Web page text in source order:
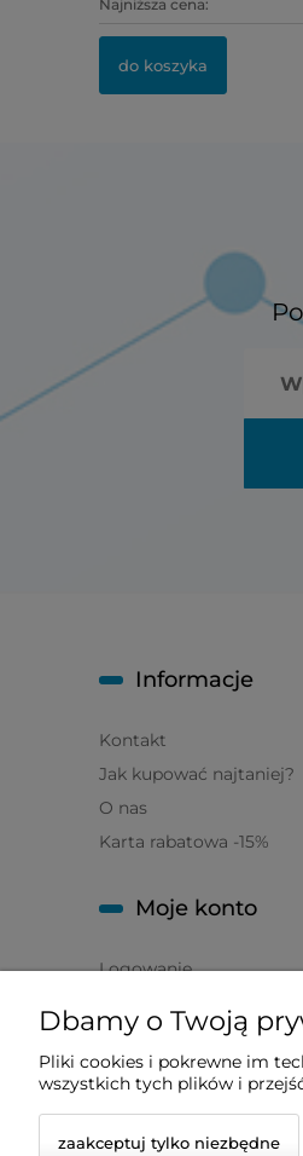
Najniższa cena:
do koszyka
Informacje
Kontakt
Jak kupować najtaniej?
O nas
Karta rabatowa -15%
Moje konto
Logowanie
Przechowalnia
Ustawienia konta
Dbamy o Twoją
Pliki cookies i pokrewne im
wszystkich tych plików i
zaakceptuj tylko niezbędne